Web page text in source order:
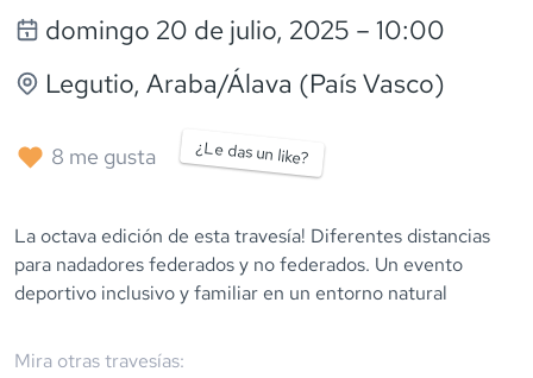
domingo 20 de julio, 2025 – 10:00
Legutio, Araba/Álava (País Vasco)
8 me gusta ¿Le das un like?
La octava edición de esta travesía! Diferentes distancias
para nadadores federados y no federados. Un evento
deportivo inclusivo y familiar en un entorno natural
Mira otras travesías: